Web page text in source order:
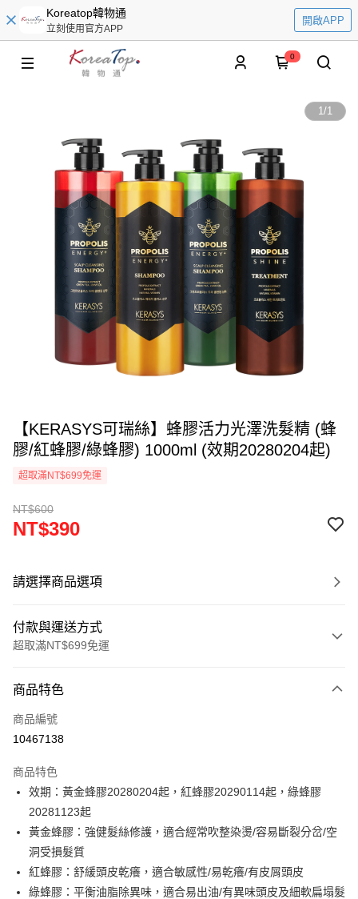
Koreatop韓物通
立刻使用官方APP
開啟APP
0
1/1
【KERASYS可瑞絲】蜂膠活力光澤洗髮精 (蜂
膠/紅蜂膠/綠蜂膠) 1000ml (效期20280204起)
超取滿NT$699免運
NT$600
NT$390
請選擇商品選項
付款與運送方式
超取滿NT$699免運
信用卡一次付款
LINE Pay
街口支付
悠遊付
ATM付款
運送方式
商品特色
商品編號
10467138
商品特色
效期：黃金蜂膠20280204起，紅蜂膠20290114起，綠蜂膠
20281123起
黃金蜂膠：強健髮絲修護，適合經常吹整染燙/容易斷裂分岔/空
洞受損髮質
紅蜂膠：舒緩頭皮乾癢，適合敏感性/易乾癢/有皮屑頭皮
綠蜂膠：平衡油脂除異味，適合易出油/有異味頭皮及細軟扁塌髮